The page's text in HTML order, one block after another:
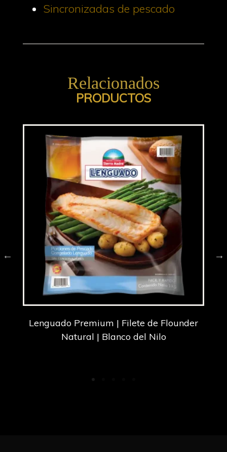
Sincronizadas de pescado
Relacionados
PRODUCTOS
Lenguado Premium | Filete de Flounder
Natural | Blanco del Nilo